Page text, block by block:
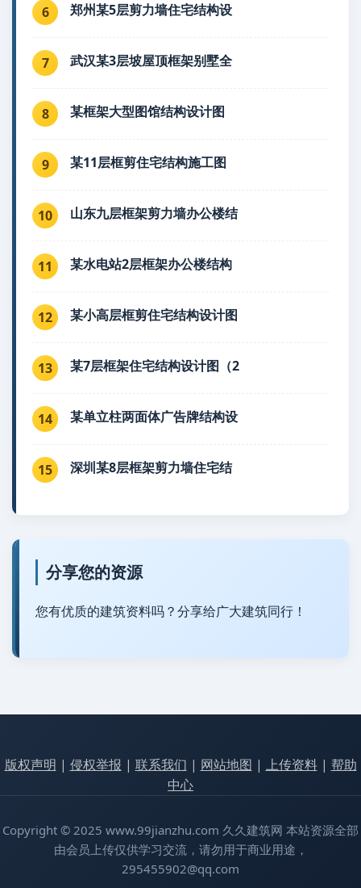
6 郑州某5层剪力墙住宅结构设
7 武汉某3层坡屋顶框架别墅全
8 某框架大型图馆结构设计图
9 某11层框剪住宅结构施工图
10 山东九层框架剪力墙办公楼结
11 某水电站2层框架办公楼结构
12 某小高层框剪住宅结构设计图
13 某7层框架住宅结构设计图（2
14 某单立柱两面体广告牌结构设
15 深圳某8层框架剪力墙住宅结
分享您的资源
您有优质的建筑资料吗？分享给广大建筑同行！
版权声明 | 侵权举报 | 联系我们 | 网站地图 | 上传资料| 帮助
中心
Copyright © 2025 www.99jianzhu.com 久久建筑网 本站资源全部
由会员上传仅供学习交流，请勿用于商业用途，
295455902@qq.com